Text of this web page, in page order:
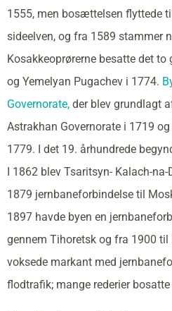
1555, men bosættelsen flyttede
sideelven, og fra 1589 stammer
Kosakkeoprørerne besatte det to
og Yemelyan Pugachev i 1774.
Governorate, der blev grundlagt
Astrakhan Governorate i 1719
1779. I det 19. århundrede
I 1862 blev Tsaritsyn- Kalach-
1879 jernbaneforbindelse til
1897 havde byen en
gennem Tihoretsk og fra 1900 til
voksede markant med
flodtrafik; mange rederier